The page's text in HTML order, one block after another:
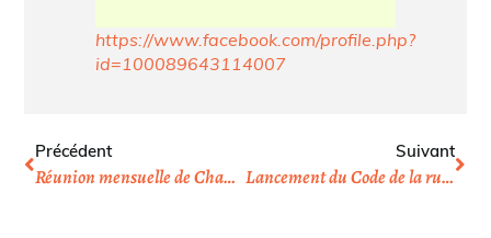
https://www.facebook.com/profile.php?
id=100089643114007
Précédent
Réunion mensuelle de Champigny
Suivant
Lancement du Code de la rue à Paris